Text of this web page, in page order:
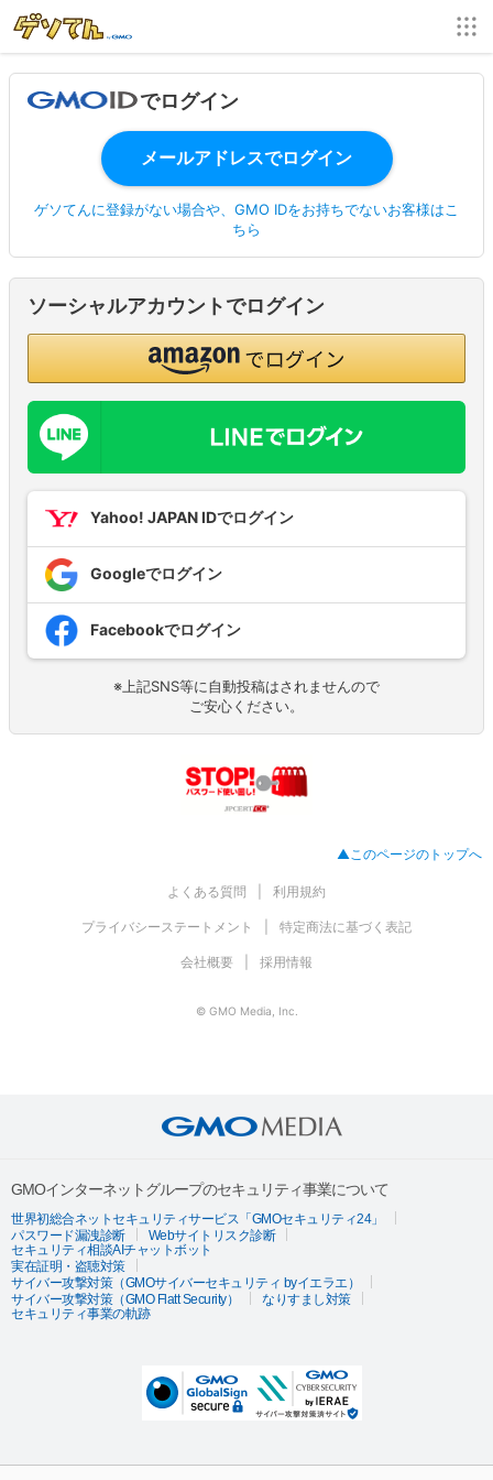
でログイン
ゲソてんに登録がない場合や、GMO IDをお持ちでないお客様はこ
ちら
ソーシャルアカウントでログイン
Yahoo! JAPAN IDでログイン
Googleでログイン
Facebookでログイン
※上記SNS等に自動投稿はされませんので
ご安心ください。
▲このページのトップへ
よくある質問 利用規約
プライバシーステートメント 特定商法に基づく表記
会社概要 採用情報
© GMO Media, Inc.
GMOインターネットグループのセキュリティ事業について
世界初総合ネットセキュリティサービス「GMOセキュリティ24」
パスワード漏洩診断
Webサイトリスク診断
セキュリティ相談AIチャットボット
実在証明・盗聴対策
サイバー攻撃対策（GMOサイバーセキュリティ byイエラエ）
サイバー攻撃対策（GMO Flatt Security）
なりすまし対策
セキュリティ事業の軌跡